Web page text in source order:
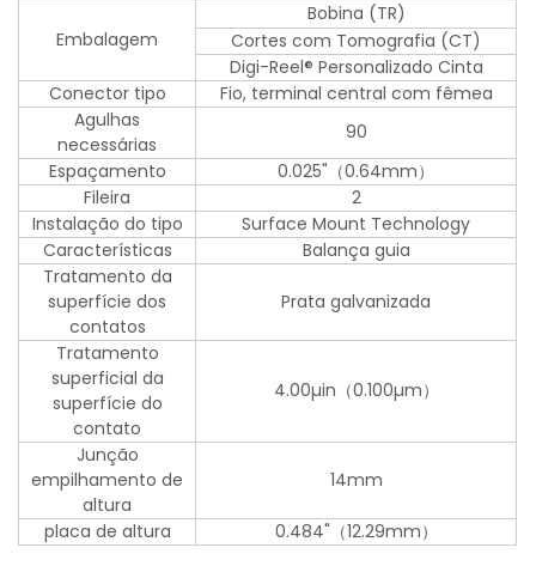
Embalagem
Bobina (TR)
Cortes com Tomografia (CT)
Digi-Reel® Personalizado Cinta
Conector tipo
Fio, terminal central com fêmea
Agulhas
necessárias
90
Espaçamento
0.025"（0.64mm）
Fileira
2
Instalação do tipo
Surface Mount Technology
Características
Balança guia
Tratamento da
superfície dos
contatos
Prata galvanizada
Tratamento
superficial da
superfície do
contato
4.00µin（0.100µm）
Junção
empilhamento de
altura
14mm
placa de altura 0.484"（12.29mm）